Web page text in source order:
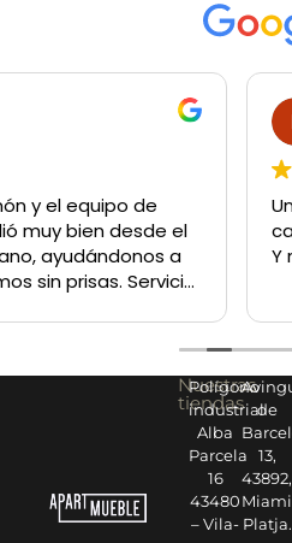
rodrigo garibotti
Un muy buen sitio para
casa como para un negocio
Y muy buen trato del
Nuestras
tiendas
Polígono
industrial
Alba
Parcela
16
43480
– Vila-
de
13,
43892,
Miami
Platja.